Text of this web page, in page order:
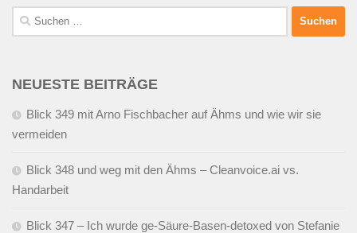
Suchen
nach:
NEUESTE BEITRÄGE
Blick 349 mit Arno Fischbacher auf Ähms und wie wir sie
vermeiden
Blick 348 und weg mit den Ähms – Cleanvoice.ai vs.
Handarbeit
Blick 347 – Ich wurde ge-Säure-Basen-detoxed von Stefanie